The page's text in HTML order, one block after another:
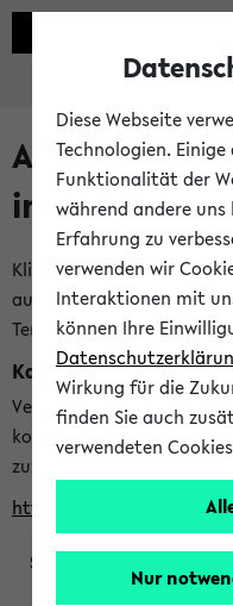
Alle
im eKVV
Klicken Sie auf das
auswählen möchten. Bitte
Termine imKalender der
Kalenderintegration
Verwenden Sie die
kompatiblen
zuzugreifen (nähere
https://ekvv.uni-
WiSe 2026/2027
Diese Webseite
Technologien.
Funktionalität der
während andere
Erfahrung zu
verwenden wir
Interaktionen mit
können Ihre
Wirkung für die
finden Sie auch
verwendeten
Nur